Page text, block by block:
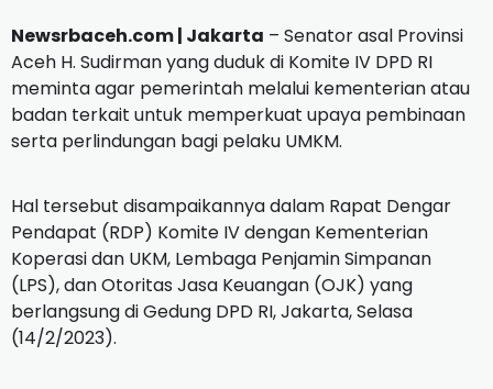
Newsrbaceh.com | Jakarta – Senator asal Provinsi
Aceh H. Sudirman yang duduk di Komite IV DPD RI
meminta agar pemerintah melalui kementerian atau
badan terkait untuk memperkuat upaya pembinaan
serta perlindungan bagi pelaku UMKM.
Hal tersebut disampaikannya dalam Rapat Dengar
Pendapat (RDP) Komite IV dengan Kementerian
Koperasi dan UKM, Lembaga Penjamin Simpanan
(LPS), dan Otoritas Jasa Keuangan (OJK) yang
berlangsung di Gedung DPD RI, Jakarta, Selasa
(14/2/2023).